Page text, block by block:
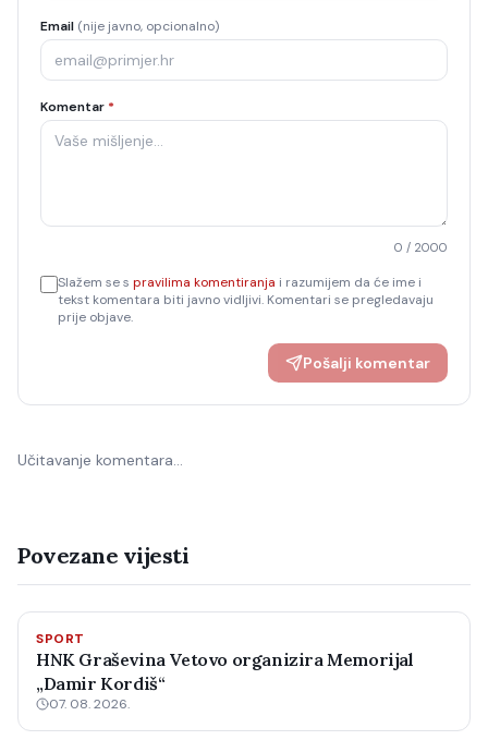
Email (nije javno, opcionalno)
Komentar *
0 / 2000
Slažem se s pravilima komentiranja i razumijem da će ime i
tekst komentara biti javno vidljivi. Komentari se pregledavaju
prije objave.
Pošalji komentar
Učitavanje komentara…
Povezane vijesti
SPORT
HNK Graševina Vetovo organizira Memorijal
„Damir Kordiš“
07. 08. 2026.